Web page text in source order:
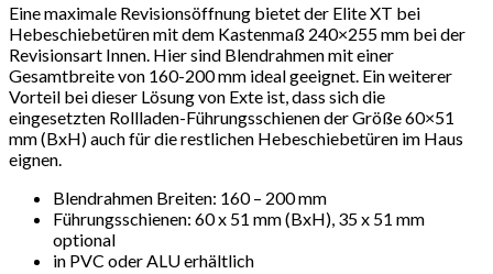
Eine maximale Revisionsöffnung bietet der Elite XT bei
Hebeschiebetüren mit dem Kastenmaß 240×255 mm bei der
Revisionsart Innen. Hier sind Blendrahmen mit einer
Gesamtbreite von 160-200 mm ideal geeignet. Ein weiterer
Vorteil bei dieser Lösung von Exte ist, dass sich die
eingesetzten Rollladen-Führungsschienen der Größe 60×51
mm (BxH) auch für die restlichen Hebeschiebetüren im Haus
eignen.
Blendrahmen Breiten: 160 – 200 mm
Führungsschienen: 60 x 51 mm (BxH), 35 x 51 mm
optional
in PVC oder ALU erhältlich